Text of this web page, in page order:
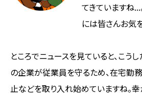
てきていますね
には皆さんお気
ところでニュースを見ていると、こう
の企業が従業員を守るため、在宅勤
止などを取り入れ始めていますね。